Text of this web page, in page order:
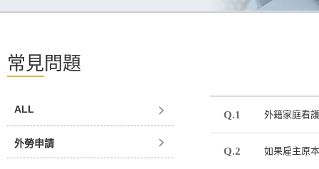
常見問題
ALL
外勞申請
Q.1 外籍家庭看
Q.2 如果雇主原